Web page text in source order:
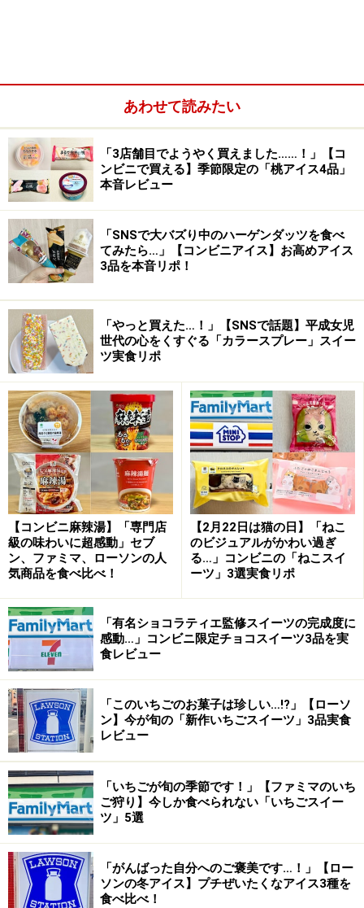
1. 【セブン】「よくばりサンド カラーチョ
コ＆ホイップ」213.84円
「よくばりサンド カラーチョコ＆ホイップ」213.84円（税
込）
まず紹介するのは、セブン-イレブンの「よくばりサンド
カラーチョコ＆ホイップ」213.84円（税込）です。こち
らは3月31日の発売直後からSNSで話題となり、「食べ
たいのにどこにも売っていない！」という声が多数。
筆者もいつも利用するセブンの店舗では売り切れで、何
店舗も巡ってようやくゲットすることができました。
たっぷりのカラースプレーとホイップを楽しめるスイーツサ
ンドです
こちらは表面にカラースプレーがたっぷりとトッピング
された、セブン限定のスイーツサンドです。パン生地は
ホイップもパン生地もふわふわ！ カラースプレーの食感が
アクセントになっています
ひと口食べると、ふわふわ食感の甘いホイップと、同じ
くふわふわのパン生地が口いっぱいに広がります。そこ
にカラースプレーの食感がアクセントとなって、楽しい
口当たりに。ホイップの甘さがくど過ぎないため、軽や
かに食べ進められるのも魅力です。
ちなみに、カラースプレーがかかっているのは表面の
み。背面や中には入っていませんが、ホイップクリーム
がぎっしりと詰まっているため、食べ応えは十分です。
あわせて読みたい
「3店舗目でようやく買えました……！」【コ
ンビニで買える】季節限定の「桃アイス4品」
本音レビュー
「SNSで大バズり中のハーゲンダッツを食べ
てみたら…」【コンビニアイス】お高めアイス
3品を本音リポ！
「やっと買えた…！」【SNSで話題】平成女児
世代の心をくすぐる「カラースプレー」スイー
ツ実食リポ
【コンビニ麻辣湯】「専門店
級の味わいに超感動」セブ
ン、ファミマ、ローソンの人
気商品を食べ比べ！
【2月22日は猫の日】「ねこ
のビジュアルがかわい過ぎ
る…」コンビニの「ねこスイ
ーツ」3選実食リポ
「有名ショコラティエ監修スイーツの完成度に
感動…」コンビニ限定チョコスイーツ3品を実
食レビュー
「このいちごのお菓子は珍しい…!?」【ローソ
ン】今が旬の「新作いちごスイーツ」3品実食
レビュー
「いちごが旬の季節です！」【ファミマのいち
ご狩り】今しか食べられない「いちごスイー
ツ」5選
「がんばった自分へのご褒美です…！」【ロー
ソンの冬アイス】プチぜいたくなアイス3種を
食べ比べ！